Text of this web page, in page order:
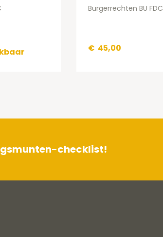
Burgerrechten BU FDC
€ 45,00
checklist!